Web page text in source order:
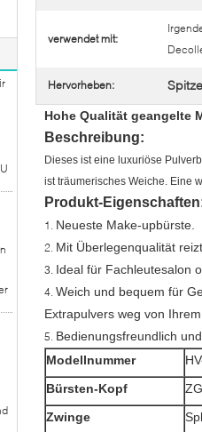
verwendet mit:
Hervorheben:
Hohe Qualität geangelte
Beschreibung:
Dieses ist eine luxuriöse
ist träumerisches Weiche. Eine
Produkt-
1. Neueste Make-upbürste.
2. Mit Überlegenqualität
3. Ideal für Fachleutesalon
4. Weich und bequem für
Extrapulvers weg von Ihrem
5. Bedienungsfreundlich
Modellnummer
Bürsten-Kopf
Zwinge